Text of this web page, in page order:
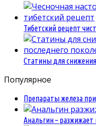
Тибетский рецепт
Статины для
Популярное
Препараты железа
Анальгин – разжижает